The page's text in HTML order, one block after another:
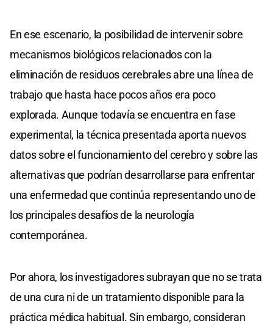
En ese escenario, la posibilidad de intervenir sobre
mecanismos biológicos relacionados con la
eliminación de residuos cerebrales abre una línea de
trabajo que hasta hace pocos años era poco
explorada. Aunque todavía se encuentra en fase
experimental, la técnica presentada aporta nuevos
datos sobre el funcionamiento del cerebro y sobre las
alternativas que podrían desarrollarse para enfrentar
una enfermedad que continúa representando uno de
los principales desafíos de la neurología
contemporánea.
Por ahora, los investigadores subrayan que no se trata
de una cura ni de un tratamiento disponible para la
práctica médica habitual. Sin embargo, consideran